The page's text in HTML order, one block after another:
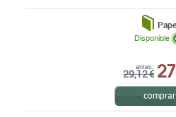
antes:
29,12 €
Disponible
comprar